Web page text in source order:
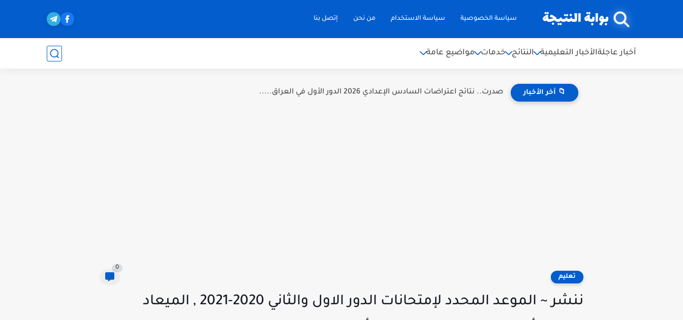
بوابة النتيجة سياسة الخصوصية سياسة الاستخدام من نحن إتصل بنا
أخبار عاجلةالأخبار التعليمية النتائج خدمات مواضيع عامة
📁 آخر الأخبار صدرت.. نتائج اعتراضات السادس الإعدادي 2026 الدور الأول في العراق.....
تعليم
0
ننشر ~ الموعد المحدد لإمتحانات الدور الاول والثاني 2020-2021 , الميعاد